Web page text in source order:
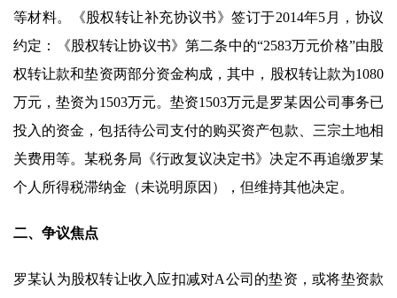
等材料。《股权转让补充协议书》签订于2014年5月，协议
约定：《股权转让协议书》第二条中的“2583万元价格”由股
权转让款和垫资两部分资金构成，其中，股权转让款为1080
万元，垫资为1503万元。垫资1503万元是罗某因公司事务已
投入的资金，包括待公司支付的购买资产包款、三宗土地相
关费用等。某税务局《行政复议决定书》决定不再追缴罗某
个人所得税滞纳金（未说明原因），但维持其他决定。
二、争议焦点
罗某认为股权转让收入应扣减对A公司的垫资，或将垫资款